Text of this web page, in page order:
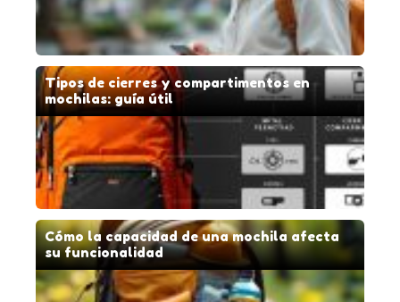
Tipos de cierres y compartimentos en
mochilas: guía útil
Cómo la capacidad de una mochila afecta
su funcionalidad